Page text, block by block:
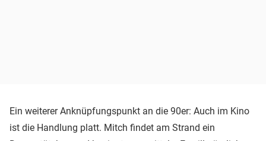
Ein weiterer Anknüpfungspunkt an die 90er: Auch im Kino
ist die Handlung platt. Mitch findet am Strand ein